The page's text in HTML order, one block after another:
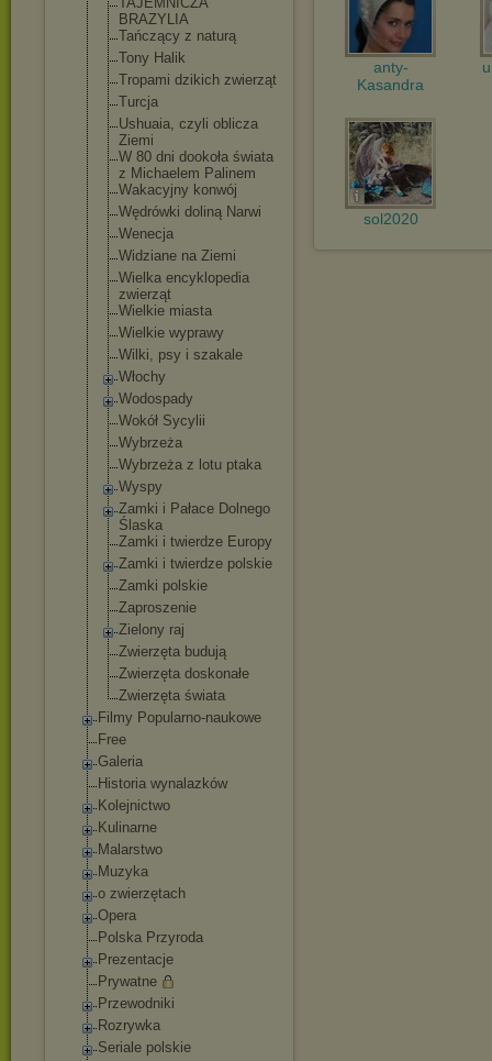
BRAZYLIA
Tańczący z naturą
Tony Halik
Tropami dzikich zwierząt
Turcja
Ushuaia, czyli oblicza
Ziemi
W 80 dni dookoła świata
z Michaelem Palinem
Wakacyjny konwój
Wędrówki doliną Narwi
Wenecja
Widziane na Ziemi
Wielka encyklopedia
zwierząt
Wielkie miasta
Wielkie wyprawy
Wilki, psy i szakale
Włochy
Wodospady
Wokół Sycylii
Wybrzeża
Wybrzeża z lotu ptaka
Wyspy
Zamki i Pałace Dolnego
Ślaska
Zamki i twierdze Europy
Zamki i twierdze polskie
Zamki polskie
Zaproszenie
Zielony raj
Zwierzęta budują
Zwierzęta doskonałe
Zwierzęta świata
Filmy Popularno-naukowe
Free
Galeria
Historia wynalazków
Kolejnictwo
Kulinarne
Malarstwo
Muzyka
o zwierzętach
Opera
Polska Przyroda
Prezentacje
Prywatne
Przewodniki
Rozrywka
Seriale polskie
anty-
Kasandra
sol2020